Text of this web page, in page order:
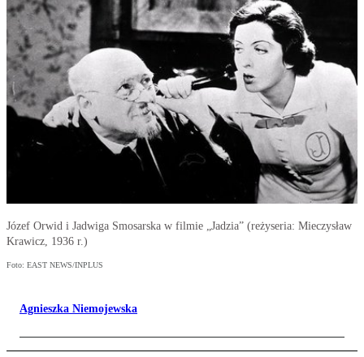
Józef Orwid i Jadwiga Smosarska w filmie „Jadzia” (reżyseria: Mieczysław
Krawicz, 1936 r.)
Foto: EAST NEWS/INPLUS
Agnieszka Niemojewska